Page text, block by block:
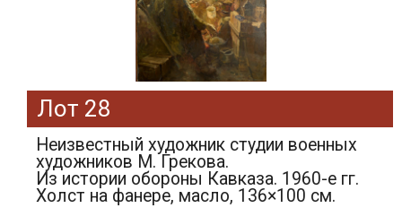
Лот 28
Неизвестный художник студии военных
художников М. Грекова.
Из истории обороны Кавказа. 1960-е гг.
Холст на фанере, масло, 136×100 см.